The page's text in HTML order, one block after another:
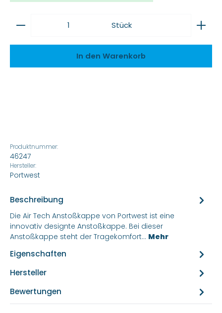
Produkt Anzahl: Gib den gewünschten Wert
Stück
In den Warenkorb
Produktnummer:
46247
Hersteller:
Portwest
Beschreibung
Die Air Tech Anstoßkappe von Portwest ist eine
innovativ designte Anstoßkappe. Bei dieser
Anstoßkappe steht der Tragekomfort… Mehr
Eigenschaften
Hersteller
Bewertungen